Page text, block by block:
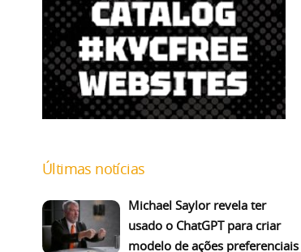
Últimas notícias
Michael Saylor revela ter
usado o ChatGPT para criar
modelo de ações preferenciais